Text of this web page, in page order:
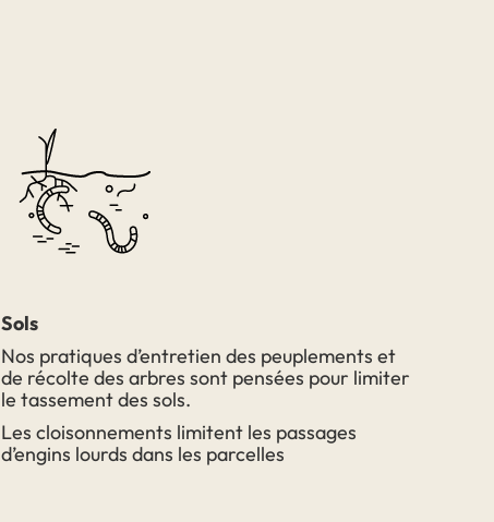
Sols
Nos pratiques d’entretien des peuplements et
de récolte des arbres sont pensées pour limiter
le tassement des sols.
Les cloisonnements limitent les passages
d’engins lourds dans les parcelles